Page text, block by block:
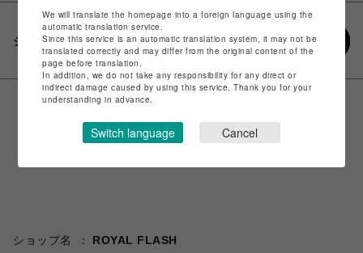
シェアする
ショップ名
ROYAL FLASH
We will translate the homepage into a foreign language using the
automatic translation service.
Since this service is an automatic translation system, it may not be
translated correctly and may differ from the original content of the
page before translation.
In addition, we do not take any responsibility for any direct or
indirect damage caused by using this service. Thank you for your
understanding in advance.
Switch language Cancel